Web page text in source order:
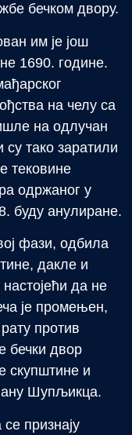
бечком двору.
им је још
1690. године.
на челу са
на одлучан
тако заратили
тековине
одржаног у
буду анулиране.
фази, одбила
дакле и
да не
је промењен,
против
бечки двор
скупштине и
Шупљикца.
признају